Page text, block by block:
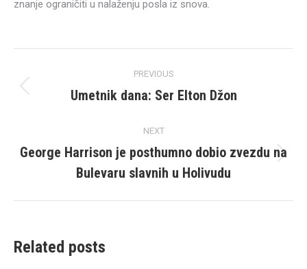
znanje ograničiti u nalaženju posla iz snova.
navigation
PREVIOUS
Previous
Umetnik dana: Ser Elton Džon
NEXT
Next
post:
George Harrison je posthumno dobio zvezdu na
Bulevaru slavnih u Holivudu
Related posts